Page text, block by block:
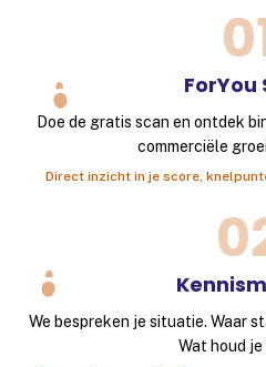
ForYou
Doe de gratis scan en ontdek
commerciële
Direct inzicht in je score,
We bespreken je situatie. Waar
Wat houd